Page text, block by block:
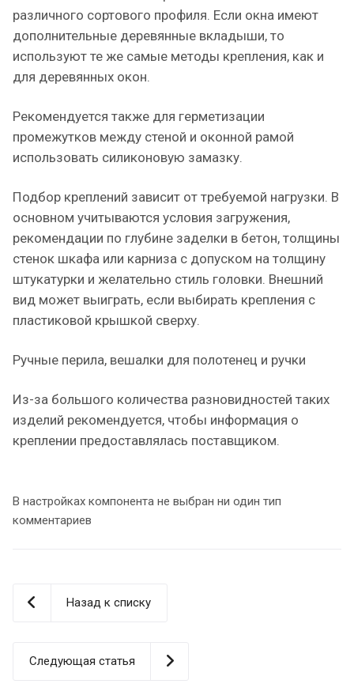
различного сортового профиля. Если окна имеют
дополнительные деревянные вкладыши, то
используют те же самые методы крепления, как и
для деревянных окон.
Рекомендуется также для герметизации
промежутков между стеной и оконной рамой
использовать силиконовую замазку.
Подбор креплений зависит от требуемой нагрузки. В
основном учитываются условия загружения,
рекомендации по глубине заделки в бетон, толщины
стенок шкафа или карниза с допуском на толщину
штукатурки и желательно стиль головки. Внешний
вид может выиграть, если выбирать крепления с
пластиковой крышкой сверху.
Ручные перила, вешалки для полотенец и ручки
Из-за большого количества разновидностей таких
изделий рекомендуется, чтобы информация о
креплении предоставлялась поставщиком.
В настройках компонента не выбран ни один тип
комментариев
Назад к списку
Следующая статья